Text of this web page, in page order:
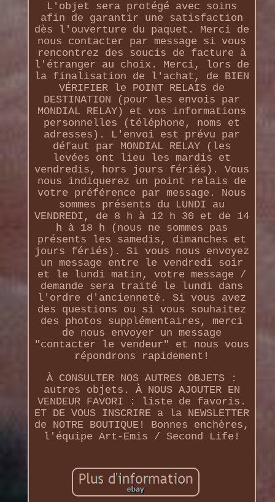
L'objet sera protégé avec soins
afin de garantir une satisfaction
dès l'ouverture du paquet. Merci de
nous contacter par message si vous
rencontrez des soucis de facture à
l'étranger au choix. Merci, lors de
la finalisation de l'achat, de BIEN
VÉRIFIER le POINT RELAIS de
DESTINATION (pour les envois par
MONDIAL RELAY) et vos informations
personnelles (téléphone, noms et
adresses). L'envoi est prévu par
défaut par MONDIAL RELAY (les
levées ont lieu les mardis et
vendredis, hors jours fériés). Vous
nous indiquerez un point relais de
votre préférence par message. Nous
sommes présents du LUNDI au
VENDREDI, de 8 h à 12 h 30 et de 14
h à 18 h (nous ne sommes pas
présents les samedis, dimanches et
jours fériés). Si vous nous envoyez
un message entre le vendredi soir
et le lundi matin, votre message /
demande sera traité le lundi dans
l'ordre d'ancienneté. Si vous avez
des questions ou si vous souhaitez
des photos supplémentaires, merci
de nous envoyer un message
"contacter le vendeur" et nous vous
répondrons rapidement!
À CONSULTER NOS AUTRES OBJETS :
autres objets. À NOUS AJOUTER EN
VENDEUR FAVORI : liste de favoris.
ET DE VOUS INSCRIRE a la NEWSLETTER
de NOTRE BOUTIQUE! Bonnes enchères,
l'équipe Art-Emis / Second Life!